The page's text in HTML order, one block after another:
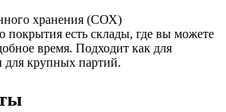
хранения (СОХ)
покрытия есть склады, где вы можете
время. Подходит как для
для крупных партий.